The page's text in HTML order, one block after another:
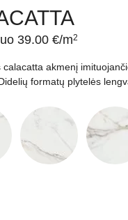
39.00 €/m2
calacatta akmenį
formatų plytelės